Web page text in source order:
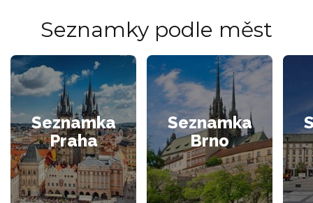
Seznamky podle měst
Seznamka
Praha
Seznamka
Brno